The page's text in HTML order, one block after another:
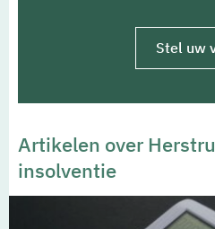
Stel uw
Artikelen over
insolventie